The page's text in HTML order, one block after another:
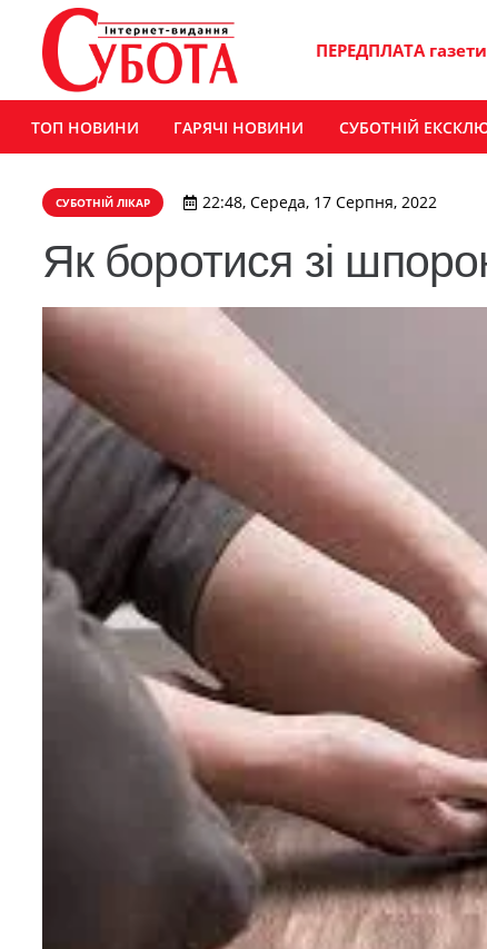
ПЕРЕДПЛАТА
ТОП НОВИНИ ГАРЯЧІ НОВИНИ СУБОТНІЙ
СУБОТНІЙ ЛІКАР 22:48, Середа, 17 Серпня, 2022
Як боротися зі